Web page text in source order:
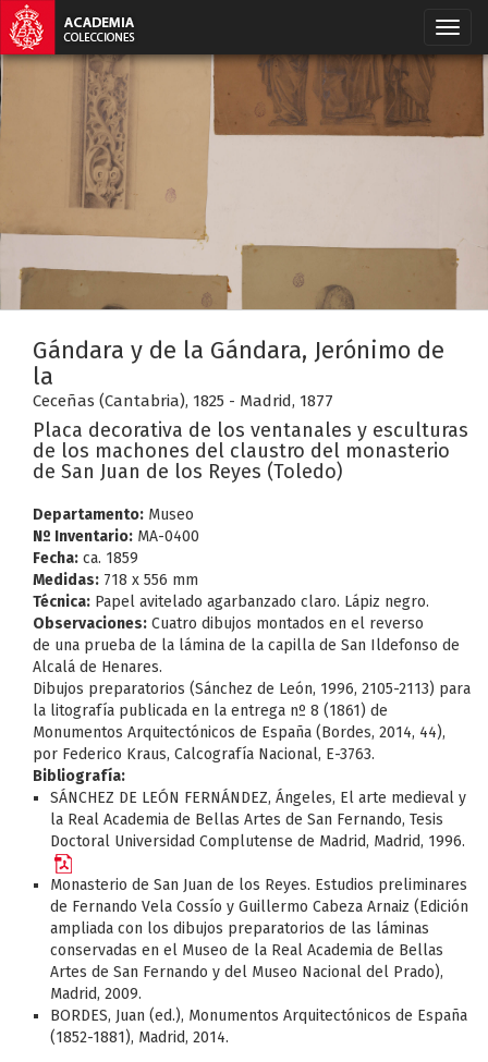
Gándara y de la Gándara, Jerónimo de
la
Ceceñas (Cantabria), 1825 - Madrid, 1877
Placa decorativa de los ventanales y esculturas
de los machones del claustro del monasterio
de San Juan de los Reyes (Toledo)
Departamento: Museo
Nº Inventario: MA-0400
Fecha: ca. 1859
Medidas: 718 x 556 mm
Técnica: Papel avitelado agarbanzado claro. Lápiz negro.
Observaciones: Cuatro dibujos montados en el reverso
de una prueba de la lámina de la capilla de San Ildefonso de
Alcalá de Henares.
Dibujos preparatorios (Sánchez de León, 1996, 2105-2113) para
la litografía publicada en la entrega nº 8 (1861) de
Monumentos Arquitectónicos de España (Bordes, 2014, 44),
por Federico Kraus, Calcografía Nacional, E-3763.
Bibliografía:
SÁNCHEZ DE LEÓN FERNÁNDEZ, Ángeles, El arte medieval y
la Real Academia de Bellas Artes de San Fernando, Tesis
Doctoral Universidad Complutense de Madrid, Madrid, 1996.
Monasterio de San Juan de los Reyes. Estudios preliminares
de Fernando Vela Cossío y Guillermo Cabeza Arnaiz (Edición
ampliada con los dibujos preparatorios de las láminas
conservadas en el Museo de la Real Academia de Bellas
Artes de San Fernando y del Museo Nacional del Prado),
Madrid, 2009.
BORDES, Juan (ed.), Monumentos Arquitectónicos de España
(1852-1881), Madrid, 2014.